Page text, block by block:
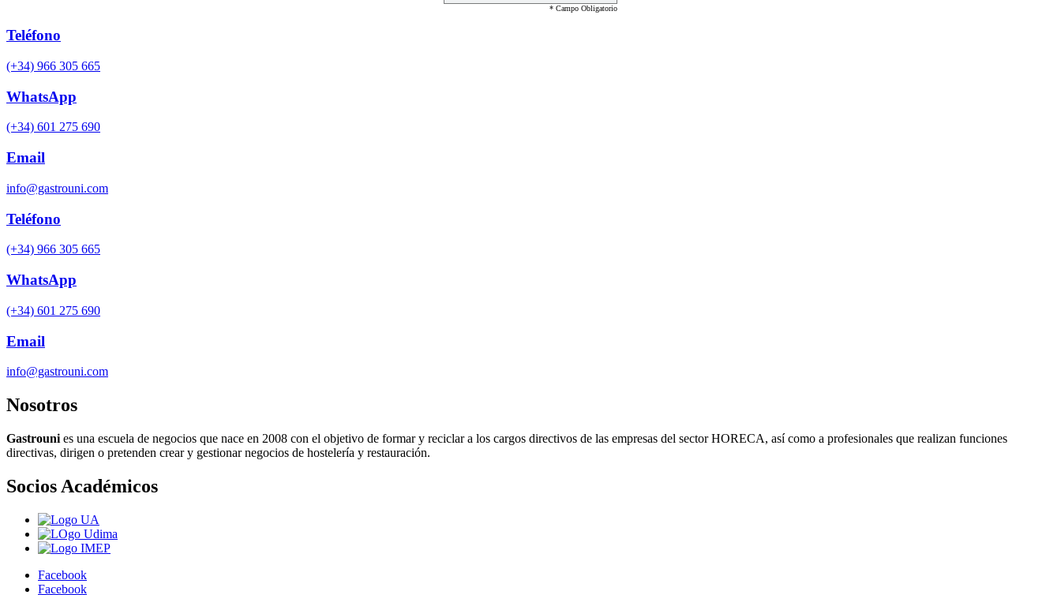
* Campo Obligatorio
Teléfono
(+34) 966 305 665
WhatsApp
(+34) 601 275 690
Email
info@gastrouni.com
Teléfono
(+34) 966 305 665
WhatsApp
(+34) 601 275 690
Email
info@gastrouni.com
Nosotros
Gastrouni es una escuela de negocios que nace en 2008 con el objetivo de formar y reciclar a los cargos directivos de las empresas del sector HORECA, así como a profesionales que realizan funciones
directivas, dirigen o pretenden crear y gestionar negocios de hostelería y restauración.
Socios Académicos
Facebook
Facebook